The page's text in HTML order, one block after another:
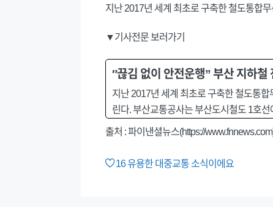
지난 2017년 세계 최초로 구축한 철도통합
▼기사전문 보러가기
″끊김 없이 안전운행” 부산 지하철
지난 2017년 세계 최초로 구축한 철도통
린다. 부산교통공사는 부산도시철도 1호
출처 : 파이낸셜뉴스(https://
16유용한 대중교통 소식이에요